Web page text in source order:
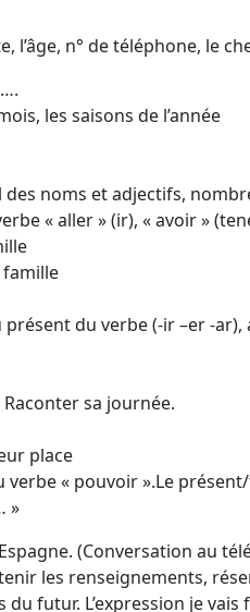
l’âge, n° de téléphone, le
les saisons de l’année
noms et adjectifs,
« aller » (ir), « avoir »
famille
du verbe (-ir –er -
sa journée.
place
« pouvoir ».Le
»
(Conversation au
les renseignements,
futur. L’expression je